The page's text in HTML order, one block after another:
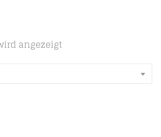
angezeigt